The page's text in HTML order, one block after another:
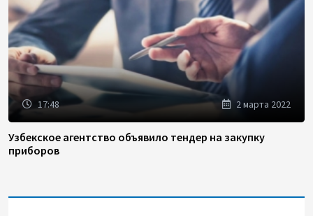
17:48 2 марта 2022
Узбекское агентство объявило тендер на закупку
приборов